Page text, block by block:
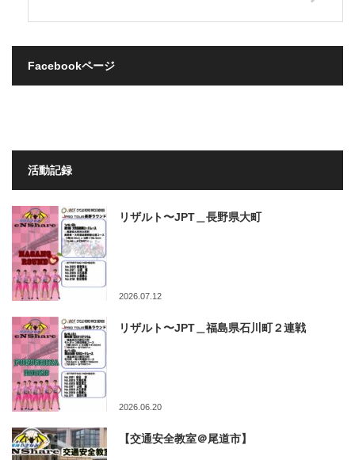
Facebookページ
活動記録
リザルト〜JPT＿長野県大町
2026.07.12
リザルト〜JPT＿福島県石川町２連戦
2026.06.20
【交通安全教室＠尾道市】